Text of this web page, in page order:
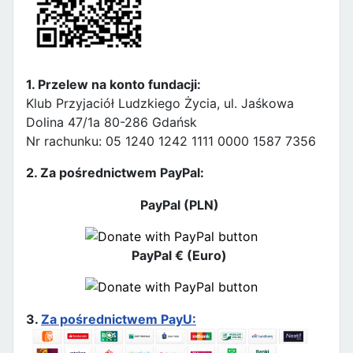
1. Przelew na konto fundacji:
Klub Przyjaciół Ludzkiego Życia, ul. Jaśkowa
Dolina 47/1a 80-286 Gdańsk
Nr rachunku: 05 1240 1242 1111 0000 1587 7356
2. Za pośrednictwem PayPal:
PayPal (PLN)
PayPal € (Euro)
3. Za pośrednictwem PayU: